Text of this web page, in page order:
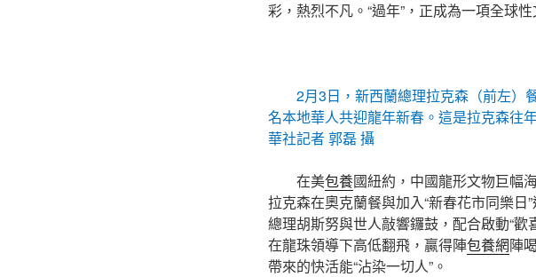
彩，熱烈不凡。“過年”，正成為一項全球性
2月3日，新西蘭總理拉克森（前左）
名本地華人共迎龍年新春。這是拉克森往
華社記者 郭磊 攝
在美包養國紐約，中國龍形文物巨幅
拉克森在奧克蘭餐與加入“新春花市同樂
總理胡斯努與世人敲響鑼鼓，配合啟動“
在龍珠領導下高低翻飛，贏得陣包養網陣
帶來的快活能“沾染一切人”。